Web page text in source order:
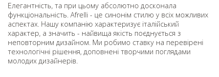
Елегантність, та при цьому абсолютно досконала
функціональність. Afrelli - це синонім стилю у всіх можливих
аспектах. Нашу компанію характеризує італійський
характер, а значить - найвища якість поєднується з
неповторним дизайном. Ми робимо ставку на перевірені
технологічні рішення, доповнені творчими поглядами
молодих дизайнерів.